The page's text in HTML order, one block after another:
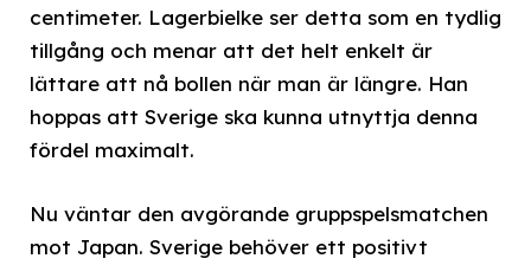
centimeter. Lagerbielke ser detta som en tydlig
tillgång och menar att det helt enkelt är
lättare att nå bollen när man är längre. Han
hoppas att Sverige ska kunna utnyttja denna
fördel maximalt.
Nu väntar den avgörande gruppspelsmatchen
mot Japan. Sverige behöver ett positivt